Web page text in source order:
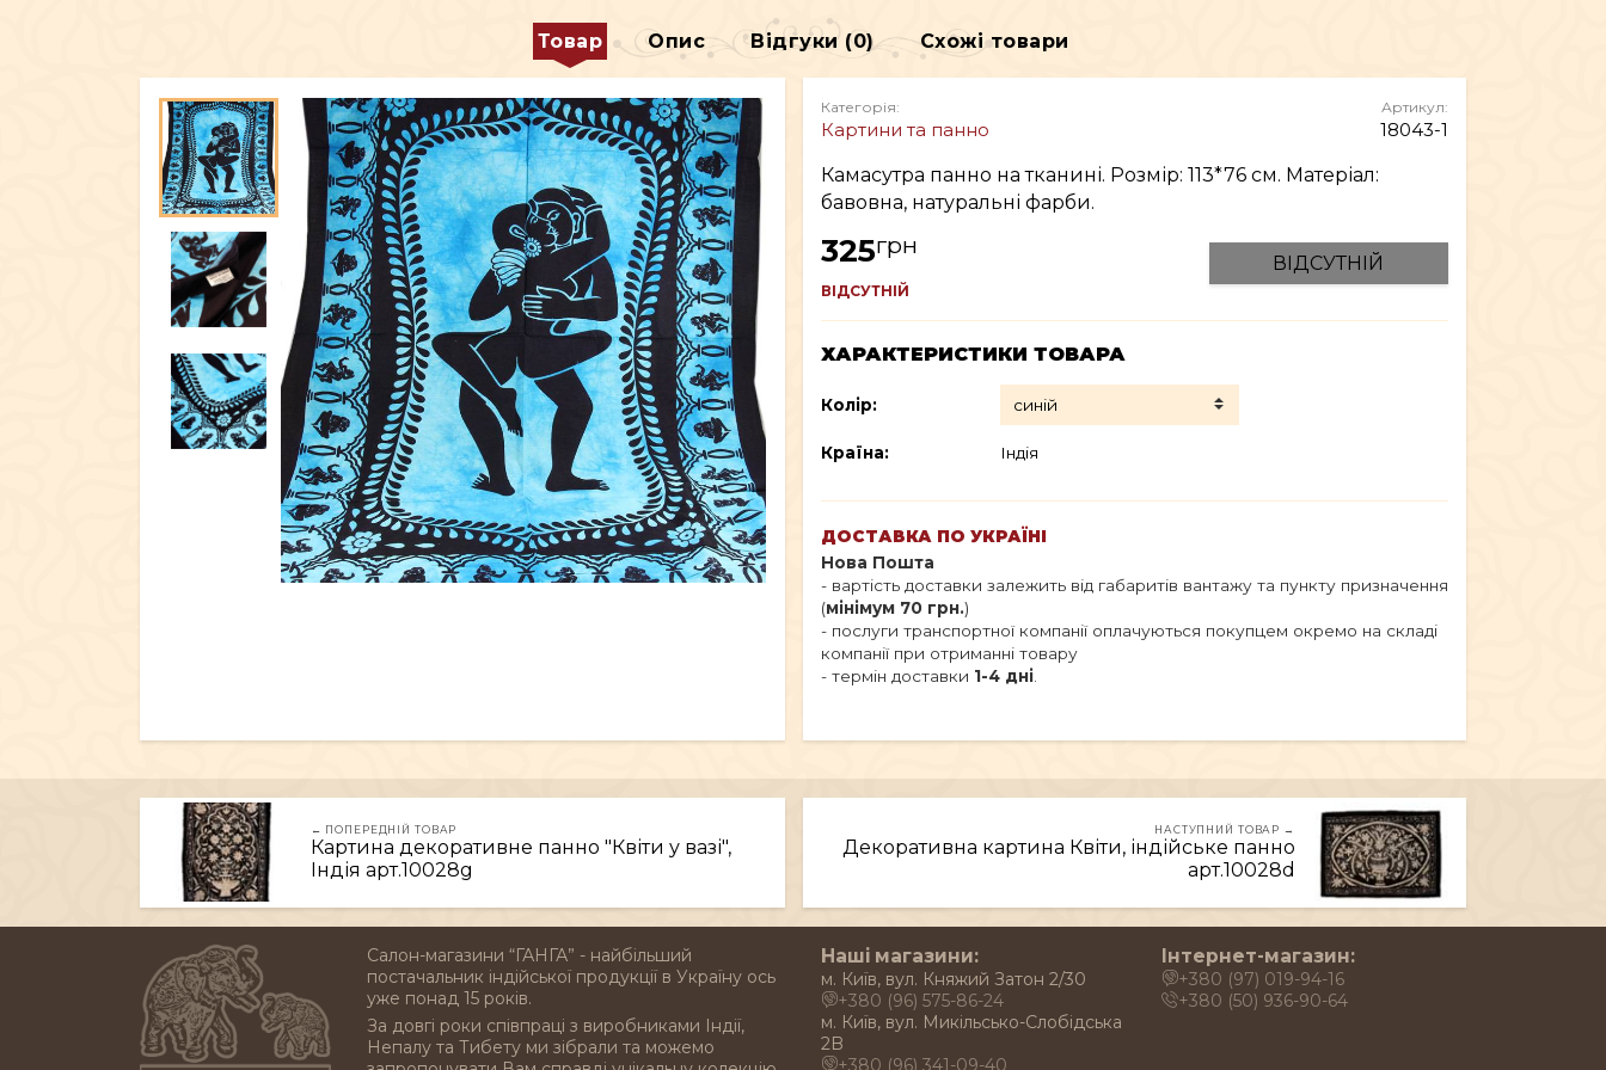
ДЕКОР
ЕКСКЛЮЗИВ ВСЕ ДЛЯ КУРІННЯ
Товар Опис Відгуки (0) Схожі товари
Категорія:
Картини та панно
Артикул:
18043-1
Камасутра панно на тканині. Розмір: 113*76 см. Матеріал:
бавовна, натуральні фарби.
325грн
ВІДСУТНІЙ
ВІДСУТНІЙ
ХАРАКТЕРИСТИКИ ТОВАРА
Колір:
Країна: Індія
ДОСТАВКА ПО УКРАЇНІ
Нова Пошта
- вартість доставки залежить від габаритів вантажу та пункту призначення
(мінімум 70 грн.)
- послуги транспортної компанії оплачуються покупцем окремо на складі
компанії при отриманні товару
- термін доставки 1-4 дні.
← ПОПЕРЕДНІЙ ТОВАР
Картина декоративне панно "Квіти у вазі",
Індія арт.10028g
НАСТУПНИЙ ТОВАР →
Декоративна картина Квіти, індійське панно
арт.10028d
Салон-магазини “ГАНГА” - найбільший
постачальник індійської продукції в Україну ось
уже понад 15 років.
За довгі роки співпраці з виробниками Індії,
Непалу та Тибету ми зібрали та можемо
Наші магазини:
м. Київ, вул. Княжий Затон 2/30
+380 (96) 575-86-24
м. Київ, вул. Микільсько-Слобідська
2B
+380 (96) 341-09-40
Інтернет-магазин:
+380 (97) 019-94-16
+380 (50) 936-90-64